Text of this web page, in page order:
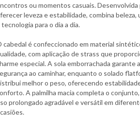
ou momentos casuais. Desenvolvida
leveza e estabilidade, combina beleza,
tecnologia para o dia a dia.
cabedal é confeccionado em material
com aplicação de strass que
especial. A sola emborrachada garante
ao caminhar, enquanto o solado
melhor o peso, oferecendo
A palmilha macia completa o
prolongado agradável e versátil em